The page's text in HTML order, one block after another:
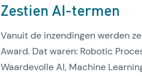
Zestien AI-termen
Vanuit de inzendingen werden
Award. Dat waren: Robotic
Waardevolle AI, Machine